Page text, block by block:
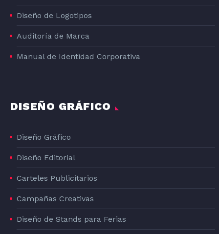
Diseño de Logotipos
Auditoría de Marca
Manual de Identidad Corporativa
DISEÑO GRÁFICO
Diseño Gráfico
Diseño Editorial
Carteles Publicitarios
Campañas Creativas
Diseño de Stands para Ferias